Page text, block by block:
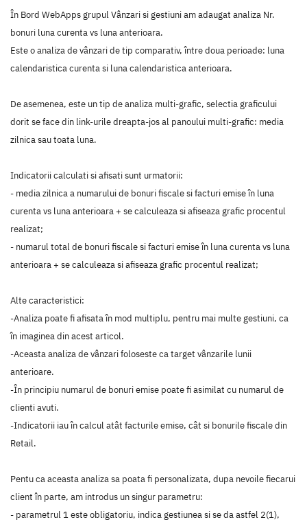
În Bord WebApps grupul Vânzari si gestiuni am adaugat analiza Nr.
bonuri luna curenta vs luna anterioara.
Este o analiza de vânzari de tip comparativ, între doua perioade: luna
calendaristica curenta si luna calendaristica anterioara.
De asemenea, este un tip de analiza multi-grafic, selectia graficului
dorit se face din link-urile dreapta-jos al panoului multi-grafic: media
zilnica sau toata luna.
Indicatorii calculati si afisati sunt urmatorii:
- media zilnica a numarului de bonuri fiscale si facturi emise în luna
curenta vs luna anterioara + se calculeaza si afiseaza grafic procentul
realizat;
- numarul total de bonuri fiscale si facturi emise în luna curenta vs luna
anterioara + se calculeaza si afiseaza grafic procentul realizat;
Alte caracteristici:
-Analiza poate fi afisata în mod multiplu, pentru mai multe gestiuni, ca
în imaginea din acest articol.
-Aceasta analiza de vânzari foloseste ca target vânzarile lunii
anterioare.
-În principiu numarul de bonuri emise poate fi asimilat cu numarul de
clienti avuti.
-Indicatorii iau în calcul atât facturile emise, cât si bonurile fiscale din
Retail.
Pentu ca aceasta analiza sa poata fi personalizata, dupa nevoile fiecarui
client în parte, am introdus un singur parametru:
- parametrul 1 este obligatoriu, indica gestiunea si se da astfel 2(1),